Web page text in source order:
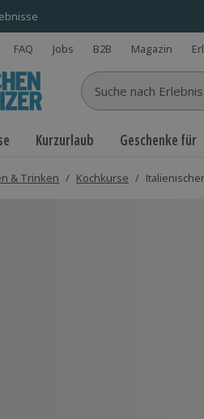
FAQ Jobs B2B Magazin
Suche nach
Kurzurlaub Geschenke für
& Trinken / Kochkurse /